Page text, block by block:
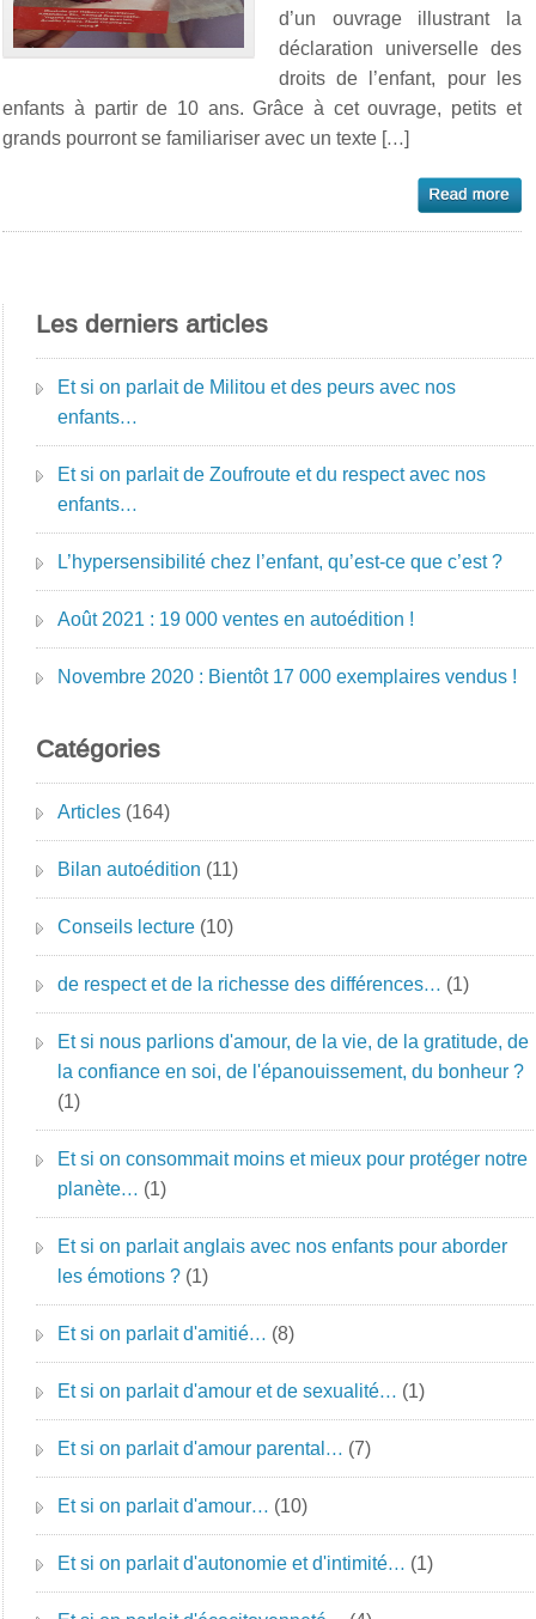
d’un ouvrage illustrant la
déclaration universelle des
droits de l’enfant, pour les
enfants à partir de 10 ans. Grâce à cet ouvrage, petits et
grands pourront se familiariser avec un texte […]
Les derniers articles
Et si on parlait de Militou et des peurs avec nos
enfants…
Et si on parlait de Zoufroute et du respect avec nos
enfants…
L’hypersensibilité chez l’enfant, qu’est-ce que c’est ?
Août 2021 : 19 000 ventes en autoédition !
Novembre 2020 : Bientôt 17 000 exemplaires vendus !
Catégories
Articles (164)
Bilan autoédition (11)
Conseils lecture (10)
de respect et de la richesse des différences… (1)
Et si nous parlions d'amour, de la vie, de la gratitude, de
la confiance en soi, de l'épanouissement, du bonheur ?
(1)
Et si on consommait moins et mieux pour protéger notre
planète… (1)
Et si on parlait anglais avec nos enfants pour aborder
les émotions ? (1)
Et si on parlait d'amitié… (8)
Et si on parlait d'amour et de sexualité… (1)
Et si on parlait d'amour parental… (7)
Et si on parlait d'amour… (10)
Et si on parlait d'autonomie et d'intimité… (1)